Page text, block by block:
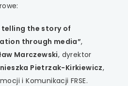
the story of
through media”,
Marczewski, dyrektor
Pietrzak-Kirkiewicz,
i Komunikacji FRSE.